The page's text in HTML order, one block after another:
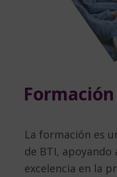
Formación
La formación es
de BTI,
excelencia en la